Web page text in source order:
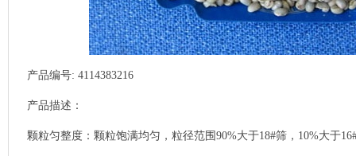
产品编号: 4114383216
产品描述：
颗粒匀整度：颗粒饱满均匀，粒径范围90%大于18#筛，10%大于